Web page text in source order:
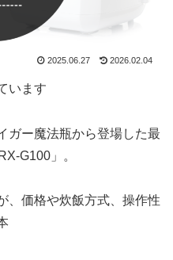
2025.06.27 2026.02.04
います
ガー魔法瓶から登場した最
G100」。
、価格や炊飯方式、操作性